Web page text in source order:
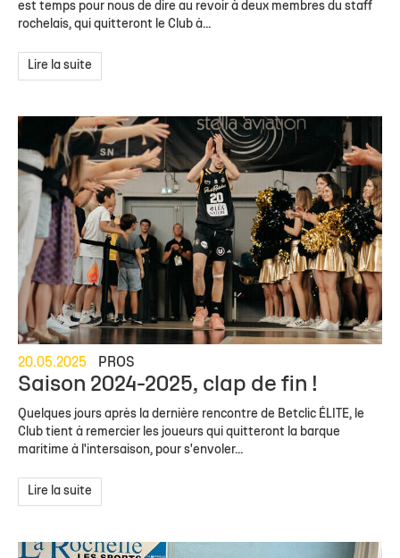
est temps pour nous de dire au revoir à deux membres du staff
rochelais, qui quitteront le Club à...
Lire la suite
20.05.2025 PROS
Saison 2024-2025, clap de fin !
Quelques jours après la dernière rencontre de Betclic ÉLITE, le
Club tient à remercier les joueurs qui quitteront la barque
maritime à l'intersaison, pour s'envoler...
Lire la suite